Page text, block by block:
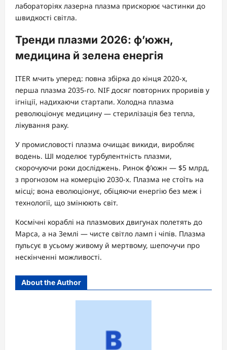
лабораторіях лазерна плазма прискорює частинки до
швидкості світла.
Тренди плазми 2026: ф’южн,
медицина й зелена енергія
ITER мчить уперед: повна збірка до кінця 2020-х,
перша плазма 2035-го. NIF досяг повторних проривів у
ігніції, надихаючи стартапи. Холодна плазма
революціонує медицину — стерилізація без тепла,
лікування раку.
У промисловості плазма очищає викиди, виробляє
водень. ШІ моделює турбулентність плазми,
скорочуючи роки досліджень. Ринок ф’южн — $5 млрд,
з прогнозом на комерцію 2030-х. Плазма не стоїть на
місці; вона еволюціонує, обіцяючи енергію без меж і
технології, що змінюють світ.
Космічні кораблі на плазмових двигунах полетять до
Марса, а на Землі — чисте світло ламп і чіпів. Плазма
пульсує в усьому живому й мертвому, шепочучи про
нескінченні можливості.
About the Author